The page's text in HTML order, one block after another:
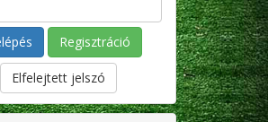
Regisztráció
Elfelejtett jelszó